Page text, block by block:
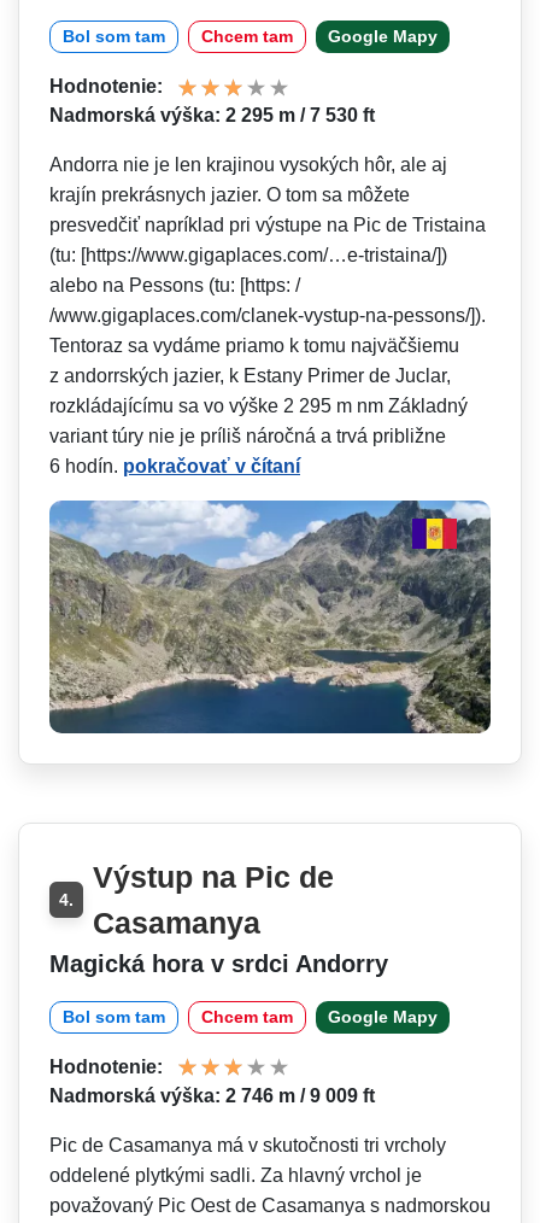
Bol som tam Chcem tam Google Mapy
Hodnotenie:
Nadmorská výška: 2 295 m / 7 530 ft
Andorra nie je len krajinou vysokých hôr, ale aj
krajín prekrásnych jazier. O tom sa môžete
presvedčiť napríklad pri výstupe na Pic de Tristaina
(tu: [https://www.gigaplaces.com/…e-tristaina/])
alebo na Pessons (tu: [https: /
/www.gigaplaces­.com/clanek-vystup-na-pessons/]).
Tentoraz sa vydáme priamo k tomu najväčšiemu
z andorrských jazier, k Estany Primer de Juclar,
rozkládajícímu sa vo výške 2 295 m nm Základný
variant túry nie je príliš náročná a trvá približne
6 hodín. pokračovať v čítaní
4.
Výstup na Pic de
Casamanya
Magická hora v srdci Andorry
Bol som tam Chcem tam Google Mapy
Hodnotenie:
Nadmorská výška: 2 746 m / 9 009 ft
Pic de Casamanya má v skutočnosti tri vrcholy
oddelené plytkými sadli. Za hlavný vrchol je
považovaný Pic Oest de Casamanya s nadmorskou